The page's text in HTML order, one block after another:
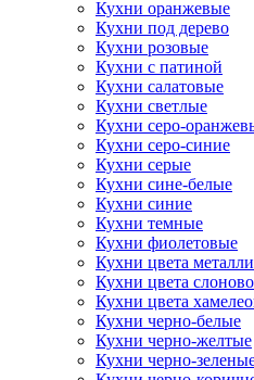
Кухни оранжевые
Кухни под дерево
Кухни розовые
Кухни с патиной
Кухни салатовые
Кухни светлые
Кухни серо-
Кухни серо-синие
Кухни серые
Кухни сине-белые
Кухни синие
Кухни темные
Кухни фиолетовые
Кухни цвета
Кухни цвета
Кухни цвета
Кухни черно-белые
Кухни черно-желтые
Кухни черно-